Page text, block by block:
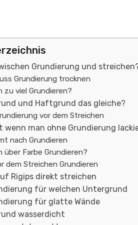
Grundierung und
Grundierung trocknen
zu viel Grundieren?
und Haftgrund das gleiche?
vor dem Streichen
wenn man ohne Grundierung
nach Grundieren
über Farbe Grundieren?
dem Streichen Grundieren
Rigips direkt streichen
für welchen Untergrund
für glatte Wände
wasserdicht